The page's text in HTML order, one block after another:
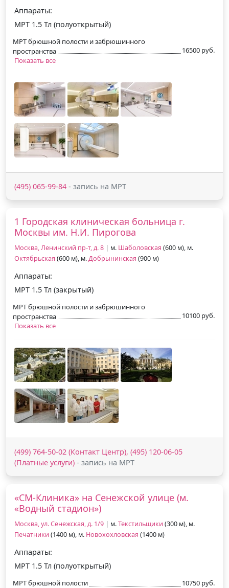
Аппараты:
МРТ 1.5 Тл (полуоткрытый)
МРТ брюшной полости и забрюшинного
пространства
16500 руб.
Показать все
(495) 065-99-84 - запись на МРТ
1 Городская клиническая больница г.
Москвы им. Н.И. Пирогова
Москва, Ленинский пр-т, д. 8 | м. Шаболовская (600 м), м.
Октябрьская (600 м), м.Добрынинская (900 м)
Аппараты:
МРТ 1.5 Тл (закрытый)
МРТ брюшной полости и забрюшинного
пространства
10100 руб.
Показать все
(499) 764-50-02 (Контакт Центр), (495) 120-06-05
(Платные услуги) - запись на МРТ
«СМ-Клиника» на Сенежской улице (м.
«Водный стадион»)
Москва, ул. Сенежская, д. 1/9 | м.Текстильщики (300 м), м.
Печатники (1400 м), м. Новохохловская (1400 м)
Аппараты:
МРТ 1.5 Тл (полуоткрытый)
МРТ брюшной полости 10750 руб.